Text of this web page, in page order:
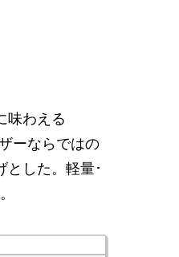
味わえる
ーならではの
とした。軽量･